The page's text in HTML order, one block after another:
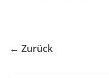
← Zurück